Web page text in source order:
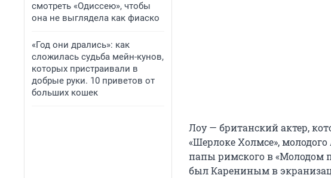
смотреть «Одиссею», чтобы
она не выглядела как фиаско
«Год они дрались»: как
сложилась судьба мейн-кунов,
которых пристраивали в
добрые руки. 10 приветов от
больших кошек
Лоу — британский актер,
«Шерлоке Холмсе»,
папы римского в «Молодом
был Карениным в